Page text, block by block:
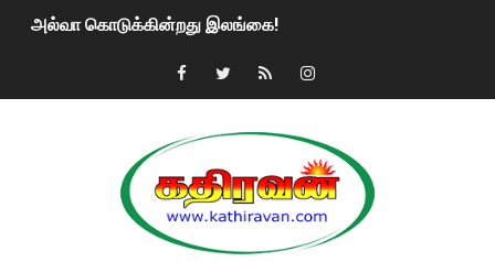
அல்வா கொடுக்கின்றது இலங்கை!
2ஆம் நாள் உக்ரைன் யுத்தம்!! எங்களைத் தனிமையில்
மகிந்த ராஜபக்சே பதவி விலக திட்டம்?
ரவுடி பேபிக்கு நடந்த தரமான சம்பவம்.. ஆபாச வீடியோக்களால்